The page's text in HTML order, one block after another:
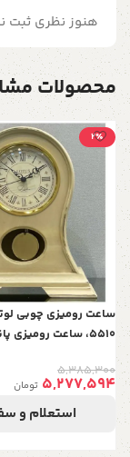
هنوز نظری ثبت
محصولات
2٪
ساعت رومیزی چوبی
5510، ساعت رومیزی
قدیمی، دکوراسیون
دفتر کار و آشپزخانه،
5,385,300
5,277,594 تومان
استعلام و